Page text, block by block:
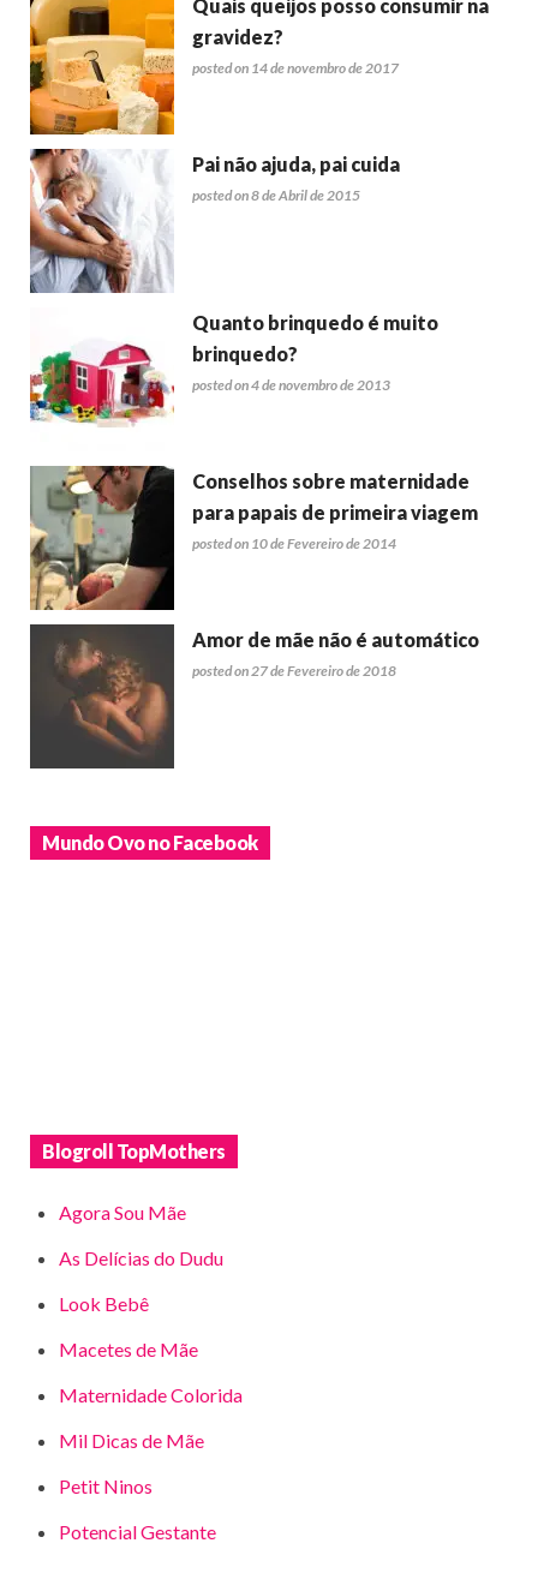
Quais queijos posso consumir na
gravidez?
posted on 14 de novembro de 2017
Pai não ajuda, pai cuida
posted on 8 de Abril de 2015
Quanto brinquedo é muito
brinquedo?
posted on 4 de novembro de 2013
Conselhos sobre maternidade
para papais de primeira viagem
posted on 10 de Fevereiro de 2014
Amor de mãe não é automático
posted on 27 de Fevereiro de 2018
Mundo Ovo no Facebook
Blogroll TopMothers
Agora Sou Mãe
As Delícias do Dudu
Look Bebê
Macetes de Mãe
Maternidade Colorida
Mil Dicas de Mãe
Petit Ninos
Potencial Gestante